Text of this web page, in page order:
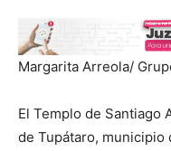
Margarita Arreola/
El Templo de Santiago
de Tupátaro, municipio